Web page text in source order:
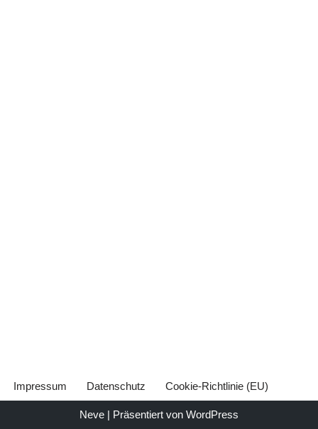
Impressum Datenschutz Cookie-Richtlinie (EU)
Neve | Präsentiert von WordPress